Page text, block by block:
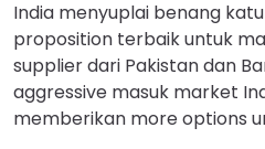
India menyuplai benang
proposition terbaik untuk
supplier dari Pakistan dan
aggressive masuk market
memberikan more options